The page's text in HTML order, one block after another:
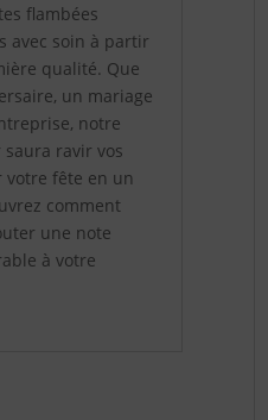
flambées
avec soin à partir
qualité. Que
un mariage
notre
ravir vos
fête en un
comment
une note
à votre